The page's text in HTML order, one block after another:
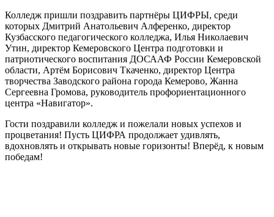
Колледж пришли поздравить партнёры ЦИФРЫ, среди
которых Дмитрий Анатольевич Алференко, директор
Кузбасского педагогического колледжа, Илья Николаевич
Утин, директор Кемеровского Центра подготовки и
патриотического воспитания ДОСААФ России Кемеровской
области, Артём Борисович Ткаченко, директор Центра
творчества Заводского района города Кемерово, Жанна
Сергеевна Громова, руководитель профориентационного
центра «Навигатор».
Гости поздравили колледж и пожелали новых успехов и
процветания! Пусть ЦИФРА продолжает удивлять,
вдохновлять и открывать новые горизонты! Вперёд, к новым
победам!